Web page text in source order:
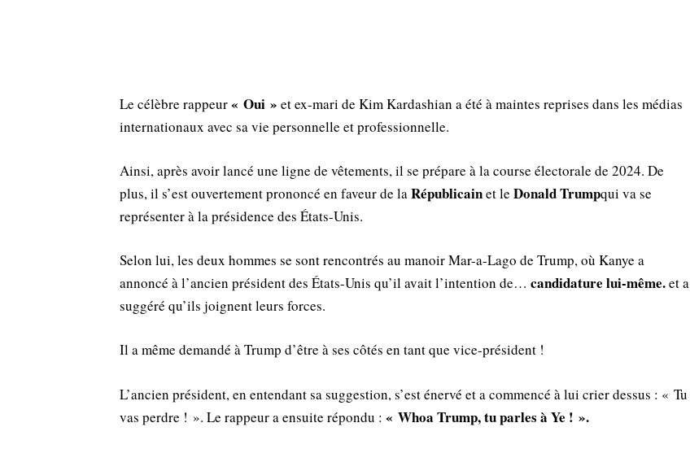
Le célèbre rappeur« Oui » et ex-mari de Kim Kardashian a été à maintes reprises dans les médias
internationaux avec sa vie personnelle et professionnelle.
Ainsi, après avoir lancé une ligne de vêtements, il se prépare à la course électorale de 2024. De
plus, il s’est ouvertement prononcé en faveur de laRépublicainet le Donald Trumpqui va se
représenter à la présidence des États-Unis.
Selon lui, les deux hommes se sont rencontrés au manoir Mar-a-Lago de Trump, où Kanye a
annoncé à l’ancien président des États-Unis qu’il avait l’intention de… candidature lui-même.et a
suggéré qu’ils joignent leurs forces.
Il a même demandé à Trump d’être à ses côtés en tant que vice-président !
L’ancien président, en entendant sa suggestion, s’est énervé et a commencé à lui crier dessus : « Tu
vas perdre ! ». Le rappeur a ensuite répondu : « Whoa Trump, tu parles à Ye ! ».